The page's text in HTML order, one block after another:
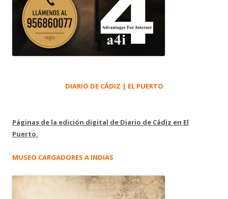
DIARIO DE CÁDIZ | EL PUERTO
Páginas de la edición digital de Diario de Cádiz en El
Puerto.
MUSEO CARGADORES A INDIAS